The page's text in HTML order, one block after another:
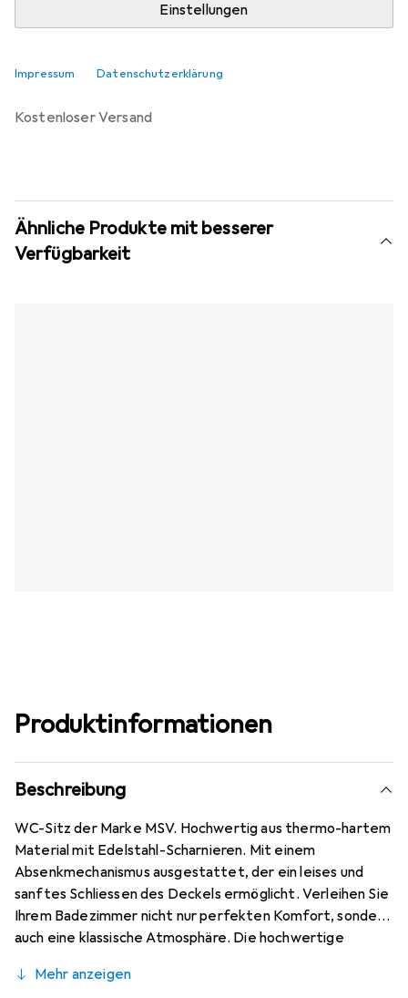
Einstellungen
Impressum Datenschutzerklärung
In den Warenkorb
Vergleichen
kostenloser Versand
Ähnliche Produkte mit besserer
Verfügbarkeit
Produktinformationen
Beschreibung
WC-Sitz der Marke MSV. Hochwertig aus thermo-hartem
Material mit Edelstahl-Scharnieren. Mit einem
Absenkmechanismus ausgestattet, der ein leises und
sanftes Schliessen des Deckels ermöglicht. Verleihen Sie
Ihrem Badezimmer nicht nur perfekten Komfort, sondern
auch eine klassische Atmosphäre. Die hochwertige
und eine lange Lebensdauer dank der Edelstahl-
Mehr anzeigen